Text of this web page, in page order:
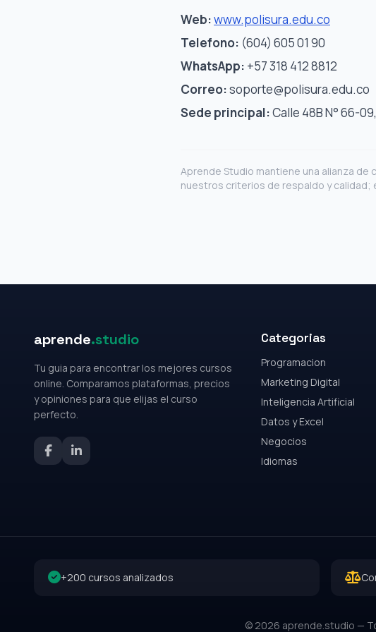
Web:www.polisura.edu.co
Telefono: (604) 605 01 90
WhatsApp: +57 318 412 8812
Correo:soporte@polisura.edu.co
Sede principal:Calle 48B N° 66-
Aprende Studio mantiene una alianza
nuestros criterios de respaldo y calidad;
aprende.studio
Tu guia para encontrar los mejores cursos
online. Comparamos plataformas, precios
y opiniones para que elijas el curso
perfecto.
Categorias
Programacion
Marketing Digital
Inteligencia Artificial
Datos y Excel
Negocios
Idiomas
+200 cursos analizados
© 2026 aprende.studio —